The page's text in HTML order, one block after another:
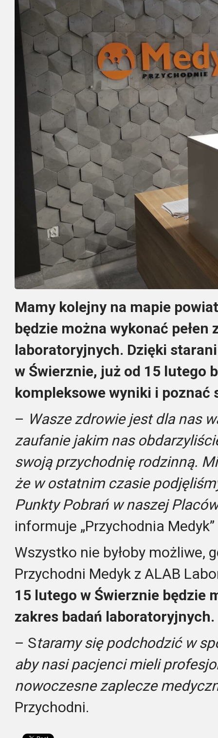
Mamy kolejny na mapie
będzie można wykonać pełen
laboratoryjnych. Dzięki
w Świerznie, już od 15 lutego
kompleksowe wyniki i poznać
– Wasze zdrowie jest dla nas
zaufanie jakim nas
swoją przychodnię rodzinną.
że w ostatnim czasie
Punkty Pobrań w naszej
informuje „Przychodnia
Wszystko nie byłoby możliwe,
Przychodni Medyk z ALAB
15 lutego w Świerznie będzie
zakres badań laboratoryjnych.
– Staramy się podchodzić w
aby nasi pacjenci mieli
nowoczesne zaplecze
Przychodni.